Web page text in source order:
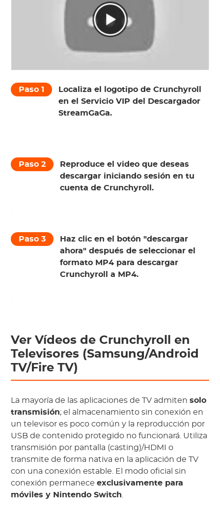
Paso 1
Localiza el logotipo de Crunchyroll
en el Servicio VIP del Descargador
StreamGaGa.
Paso 2
Reproduce el video que deseas
descargar iniciando sesión en tu
cuenta de Crunchyroll.
Paso 3
Haz clic en el botón "descargar
ahora" después de seleccionar el
formato MP4 para descargar
Crunchyroll a MP4.
Ver Vídeos de Crunchyroll en
Televisores (Samsung/Android
TV/Fire TV)
La mayoría de las aplicaciones de TV admitensolo
transmisión; el almacenamiento sin conexión en
un televisor es poco común y la reproducción por
USB de contenido protegido no funcionará. Utiliza
transmisión por pantalla (casting)/HDMI o
transmite de forma nativa en la aplicación de TV
con una conexión estable. El modo oficial sin
conexión permaneceexclusivamente para
móviles y Nintendo Switch.